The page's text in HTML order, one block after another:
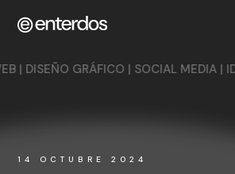
| SOCIAL MEDIA |
14 OCTUBRE 2024